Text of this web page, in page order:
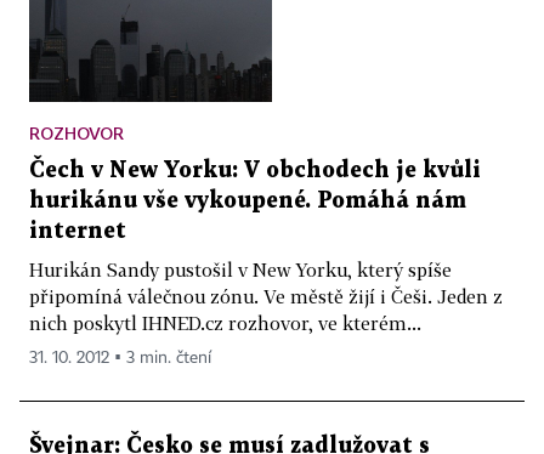
ROZHOVOR
Čech v New Yorku: V obchodech je kvůli
hurikánu vše vykoupené. Pomáhá nám
internet
Hurikán Sandy pustošil v New Yorku, který spíše
připomíná válečnou zónu. Ve městě žijí i Češi. Jeden z
nich poskytl IHNED.cz rozhovor, ve kterém...
31. 10. 2012 ▪ 3 min. čtení
Švejnar: Česko se musí zadlužovat s